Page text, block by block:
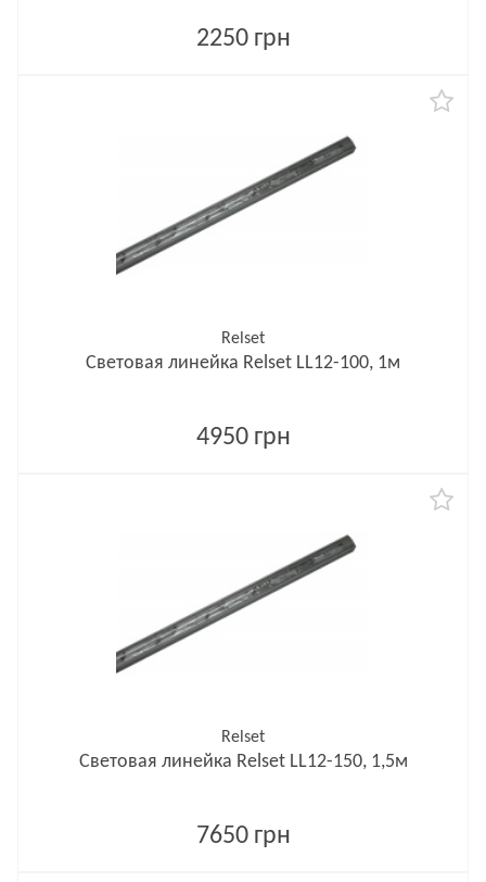
2250 грн
Relset
Световая линейка Relset LL12-100, 1м
4950 грн
Relset
Световая линейка Relset LL12-150, 1,5м
7650 грн